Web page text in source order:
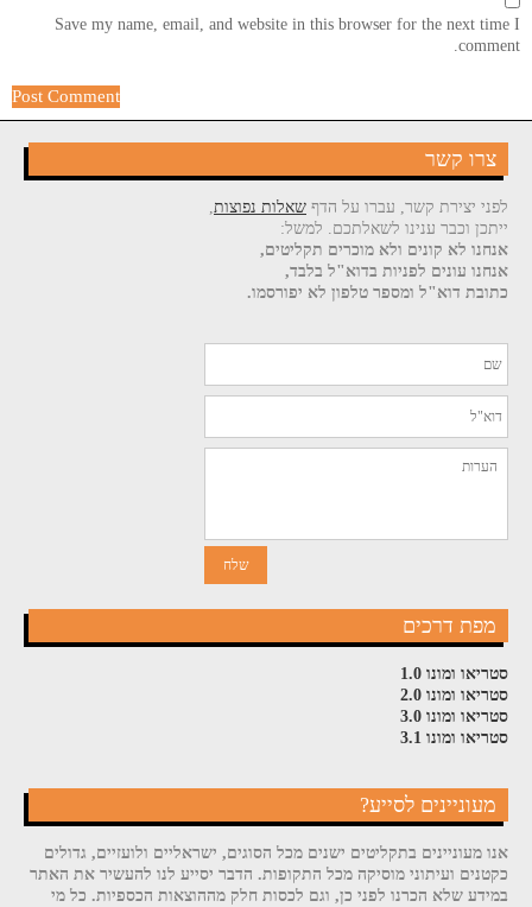
Save my name, email, and website in this browser for the next time I
comment.
צרו קשר
לפני יצירת קשר, עברו על הדף שאלות נפוצות,
ייתכן וכבר ענינו לשאלתכם. למשל:
אנחנו לא קונים ולא מוכרים תקליטים,
אנחנו עונים לפניות בדוא"ל בלבד,
כתובת דוא"ל ומספר טלפון לא יפורסמו.
מפת דרכים
סטריאו ומונו 1.0
סטריאו ומונו 2.0
סטריאו ומונו 3.0
סטריאו ומונו 3.1
מעוניינים לסייע?
אנו מעוניינים בתקליטים ישנים מכל הסוגים, ישראליים ולועזיים, גדולים
כקטנים ועיתוני מוסיקה מכל התקופות. הדבר יסייע לנו להעשיר את האתר
במידע שלא הכרנו לפני כן, וגם לכסות חלק מההוצאות הכספיות. כל מי